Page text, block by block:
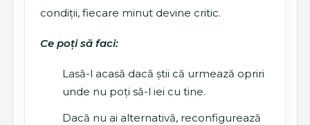
condiții, fiecare minut devine critic.
Ce poți să faci:
Lasă-l acasă dacă știi că urmează opriri
unde nu poți să-l iei cu tine.
Dacă nu ai alternativă, reconfigurează